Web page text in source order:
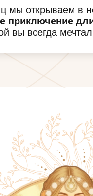
мы открываем в
приключение
вы всегда